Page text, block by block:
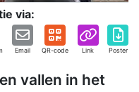
via:
Email QR-code Link Poster
vallen in het